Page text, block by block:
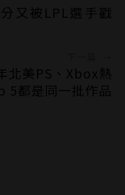
又被LPL選手戳
北美PS、Xbox熱
5都是同一批作品